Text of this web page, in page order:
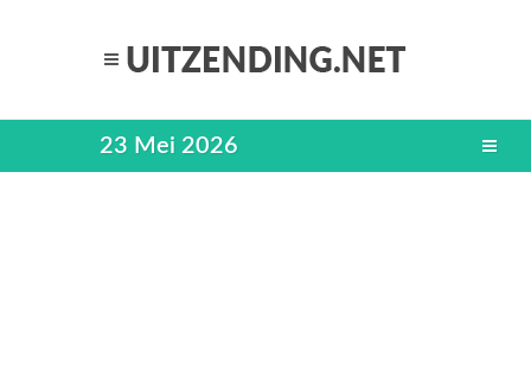
23 Mei 2026